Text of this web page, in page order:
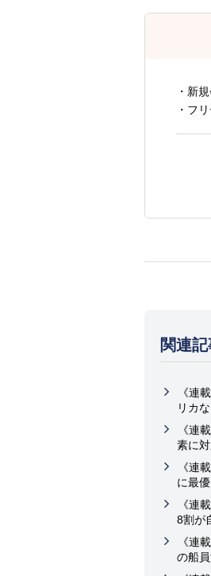
・新
・フ
関連
《連
リカ
《連
素に
《連
に最
《連
8割が
《連
の船